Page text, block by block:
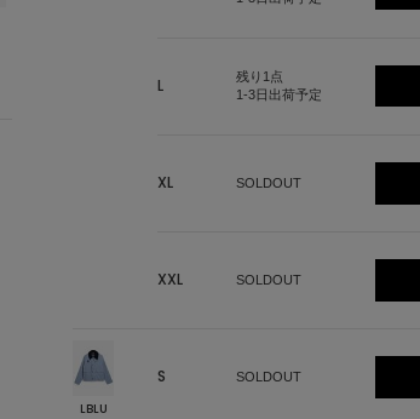
L
残り1点
1-3日出荷予定
XL SOLDOUT
XXL SOLDOUT
LBLU
S SOLDOUT